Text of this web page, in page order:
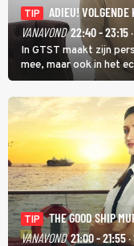
TIP
ADIEU! VOLGENDE
VANAVOND 22:40 - 23:15
In GTST maakt zijn
mee, maar ook in het
vertelt hij in Adieu!
TIP
THE GOOD SHIP
VANAVOND 21:00 - 21:55·